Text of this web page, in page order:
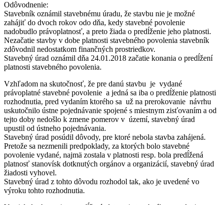
Odôvodnenie:
Stavebník oznámil stavebnému úradu, že stavbu nie je možné
zahájiť do dvoch rokov odo dňa, kedy stavebné povolenie
nadobudlo právoplatnosť, a preto žiada o predĺženie jeho platnosti.
Nezačatie stavby v dobe platnosti stavebného povolenia stavebník
zdôvodnil nedostatkom finančných prostriedkov.
Stavebný úrad oznámil dňa 24.01.2018 začatie konania o predĺžení
platnosti stavebného povolenia.
Vzhľadom na skutočnosť, že pre danú stavbu je vydané
právoplatné stavebné povolenie a jedná sa iba o predĺženie platnosti
rozhodnutia, pred vydaním ktorého sa už na prerokovanie návrhu
uskutočnilo ústne pojednávanie spojené s miestnym zisťovaním a od
tejto doby nedošlo k zmene pomerov v území, stavebný úrad
upustil od ústneho pojednávania.
Stavebný úrad posúdil dôvody, pre ktoré nebola stavba zahájená.
Pretože sa nezmenili predpoklady, za ktorých bolo stavebné
povolenie vydané, najmä zostala v platnosti resp. bola predĺžená
platnosť stanovísk dotknutých orgánov a organizácií, stavebný úrad
žiadosti vyhovel.
Stavebný úrad z tohto dôvodu rozhodol tak, ako je uvedené vo
výroku tohto rozhodnutia.